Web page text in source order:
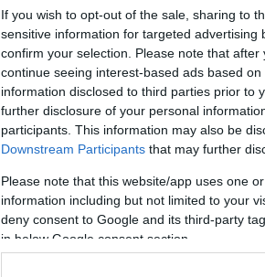
If you wish to opt-out of the sale, sharing to
sensitive information for targeted
confirm your selection. Please note that
continue seeing interest-based ads based
information disclosed to third parties prior to
further disclosure of your personal
participants. This information may also be
Downstream Participants that may further
Please note that this website/app uses one
information including but not limited to your
deny consent to Google and its third-party
in below Google consent section.